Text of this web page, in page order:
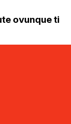
ovunque ti
gestione delle
tassi di
commissioni